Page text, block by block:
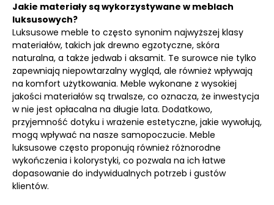
Jakie materiały są wykorzystywane w meblach
luksusowych?
Luksusowe meble to często synonim najwyższej klasy
materiałów, takich jak drewno egzotyczne, skóra
naturalna, a także jedwab i aksamit. Te surowce nie tylko
zapewniają niepowtarzalny wygląd, ale również wpływają
na komfort użytkowania. Meble wykonane z wysokiej
jakości materiałów są trwalsze, co oznacza, że inwestycja
w nie jest opłacalna na długie lata. Dodatkowo,
przyjemność dotyku i wrażenie estetyczne, jakie wywołują,
mogą wpływać na nasze samopoczucie. Meble
luksusowe często proponują również różnorodne
wykończenia i kolorystyki, co pozwala na ich łatwe
dopasowanie do indywidualnych potrzeb i gustów
klientów.